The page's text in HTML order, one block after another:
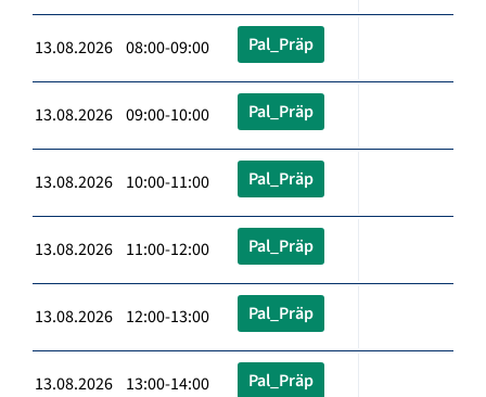
13.08.2026 08:00-09:00 Pal_Präp
13.08.2026 09:00-10:00 Pal_Präp
13.08.2026 10:00-11:00 Pal_Präp
13.08.2026 11:00-12:00 Pal_Präp
13.08.2026 12:00-13:00 Pal_Präp
13.08.2026 13:00-14:00 Pal_Präp